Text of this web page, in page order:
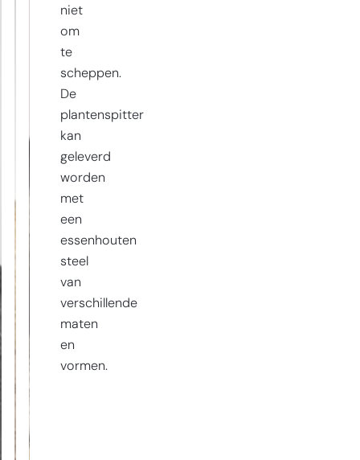
niet
om
te
scheppen.
De
plantenspitter
kan
geleverd
worden
met
een
essenhouten
steel
van
verschillende
maten
en
vormen.